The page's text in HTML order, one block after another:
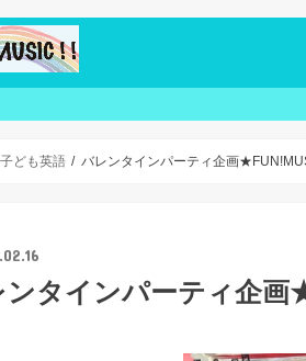
子ども英語 バレンタインパーティ企画
ンタインパーティ企